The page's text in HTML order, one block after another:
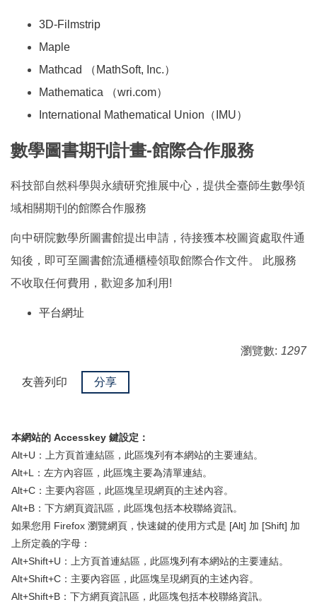
3D-Filmstrip
Maple
Mathcad （MathSoft, Inc.）
Mathematica （wri.com）
International Mathematical Union（IMU）
數學圖書期刊計畫-館際合作服務
科技部自然科學與永續研究推展中心，提供全臺師生數學領
域相關期刊的館際合作服務
向中研院數學所圖書館提出申請，待接獲本校圖資處取件通
知後，即可至圖書館流通櫃檯領取館際合作文件。 此服務
不收取任何費用，歡迎多加利用!
平台網址
瀏覽數: 1297
友善列印 （另開新視窗）
分享
本網站的 Accesskey 鍵設定：
Alt+U：上方頁首連結區，此區塊列有本網站的主要連結。
Alt+L：左方內容區，此區塊主要為清單連結。
Alt+C：主要內容區，此區塊呈現網頁的主述內容。
Alt+B：下方網頁資訊區，此區塊包括本校聯絡資訊。
如果您用 Firefox 瀏覽網頁，快速鍵的使用方式是 [Alt] 加 [Shift] 加
上所定義的字母：
Alt+Shift+U：上方頁首連結區，此區塊列有本網站的主要連結。
Alt+Shift+C：主要內容區，此區塊呈現網頁的主述內容。
Alt+Shift+B：下方網頁資訊區，此區塊包括本校聯絡資訊。